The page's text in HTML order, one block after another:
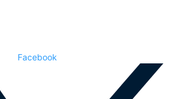
Facebook